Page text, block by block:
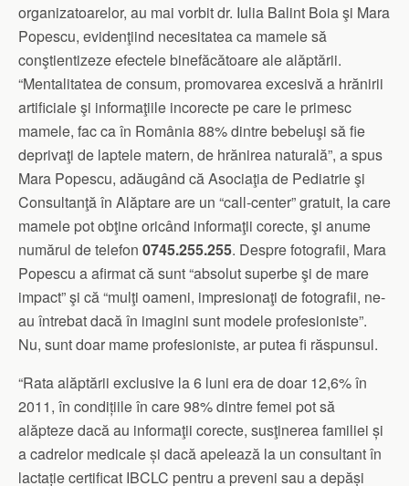
organizatoarelor, au mai vorbit dr. Iulia Balint Boia şi Mara
Popescu, evidenţiind necesitatea ca mamele să
conştientizeze efectele binefăcătoare ale alăptării.
“Mentalitatea de consum, promovarea excesivă a hrănirii
artificiale şi informaţiile incorecte pe care le primesc
mamele, fac ca în România 88% dintre bebeluşi să fie
deprivaţi de laptele matern, de hrănirea naturală”, a spus
Mara Popescu, adăugând că Asociaţia de Pediatrie şi
Consultanţă în Alăptare are un “call-center” gratuit, la care
mamele pot obţine oricând informaţii corecte, şi anume
numărul de telefon 0745.255.255. Despre fotografii, Mara
Popescu a afirmat că sunt “absolut superbe şi de mare
impact” şi că “mulţi oameni, impresionaţi de fotografii, ne-
au întrebat dacă în imagini sunt modele profesioniste”.
Nu, sunt doar mame profesioniste, ar putea fi răspunsul.
“Rata alăptării exclusive la 6 luni era de doar 12,6% în
2011, în condițiile în care 98% dintre femei pot să
alăpteze dacă au informaţii corecte, susţinerea familiei și
a cadrelor medicale și dacă apelează la un consultant în
lactație certificat IBCLC pentru a preveni sau a depăși